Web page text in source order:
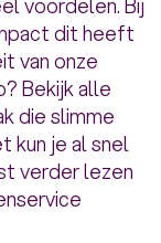
dit heeft
van onze
Bekijk alle
die slimme
kun je al snel
verder lezen